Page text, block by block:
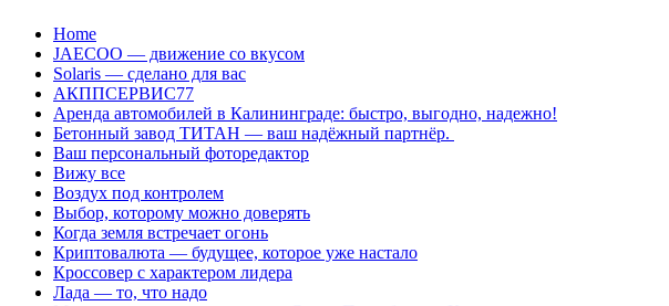
Перейти
содержанию
Home
JAECOO — движение со вкусом
Solaris — сделано для вас
АКППСЕРВИС77
Аренда автомобилей в Калининграде: быстро, выгодно, надежно!
Бетонный завод ТИТАН — ваш надёжный партнёр.
Ваш персональный фоторедактор
Вижу все
Воздух под контролем
Выбор, которому можно доверять
Когда земля встречает огонь
Криптовалюта — будущее, которое уже настало
Кроссовер с характером лидера
Лада — то, что надо